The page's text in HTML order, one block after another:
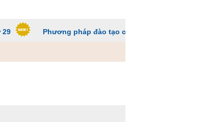
Phương pháp đào tạo các trường ĐH để sinh viên không